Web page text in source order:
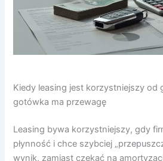
Kiedy leasing jest korzystniejszy od
gotówka ma przewagę
Leasing bywa korzystniejszy, gdy
płynność i chce szybciej
wynik, zamiast czekać na